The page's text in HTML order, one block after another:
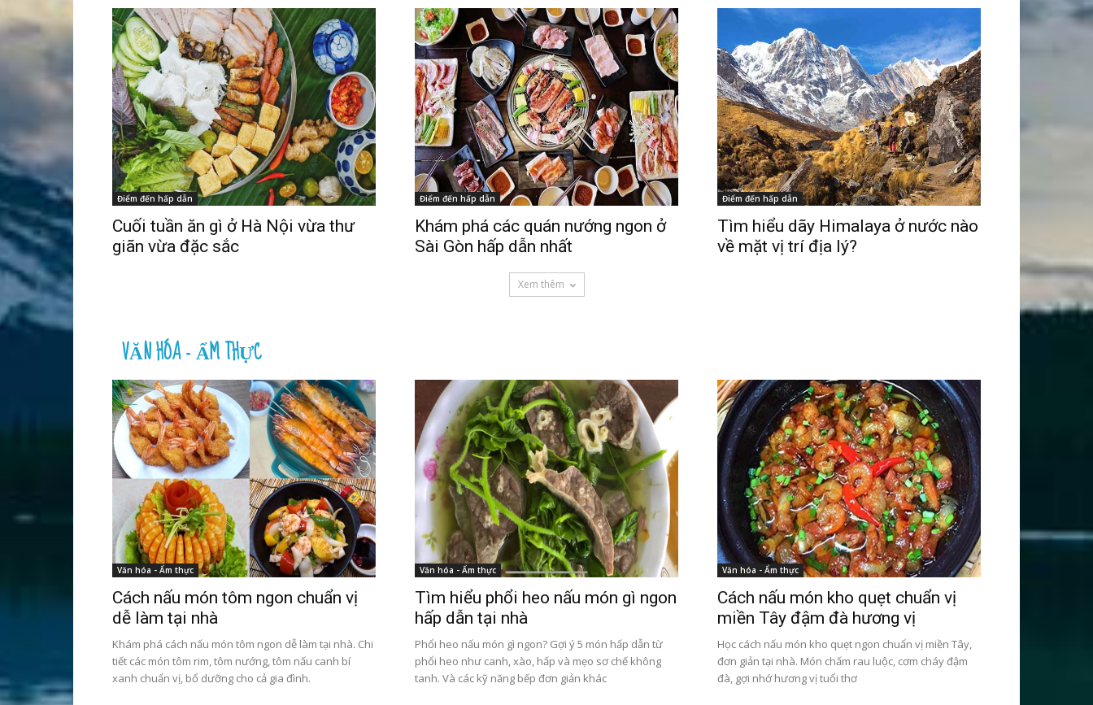
Điểm đến hấp dẫn
Cuối tuần ăn gì ở Hà Nội vừa thư
giãn vừa đặc sắc
Điểm đến hấp dẫn
Khám phá các quán nướng ngon ở
Sài Gòn hấp dẫn nhất
Điểm đến hấp dẫn
Tìm hiểu dãy Himalaya ở nước nào
về mặt vị trí địa lý?
Xem thêm
VĂN HÓA - ẨM THỰC
Văn hóa - Ẩm thực
Cách nấu món tôm ngon chuẩn vị
dễ làm tại nhà
Khám phá cách nấu món tôm ngon dễ làm tại nhà. Chi
tiết các món tôm rim, tôm nướng, tôm nấu canh bí
xanh chuẩn vị, bổ dưỡng cho cả gia đình.
Văn hóa - Ẩm thực
Tìm hiểu phổi heo nấu món gì ngon
hấp dẫn tại nhà
Phổi heo nấu món gì ngon? Gợi ý 5 món hấp dẫn từ
phổi heo như canh, xào, hấp và mẹo sơ chế không
tanh. Và các kỹ năng bếp đơn giản khác
Văn hóa - Ẩm thực
Cách nấu món kho quẹt chuẩn vị
miền Tây đậm đà hương vị
Học cách nấu món kho quẹt ngon chuẩn vị miền Tây,
đơn giản tại nhà. Món chấm rau luộc, cơm cháy đậm
đà, gợi nhớ hương vị tuổi thơ